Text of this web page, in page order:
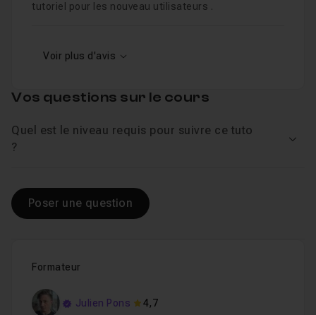
tutoriel pour les nouveau utilisateurs .
Voir plus d'avis
Formateur
Julien Pons
4,7
Vos questions sur le cours
Quel est le niveau requis pour suivre ce tuto
?
Poser une question